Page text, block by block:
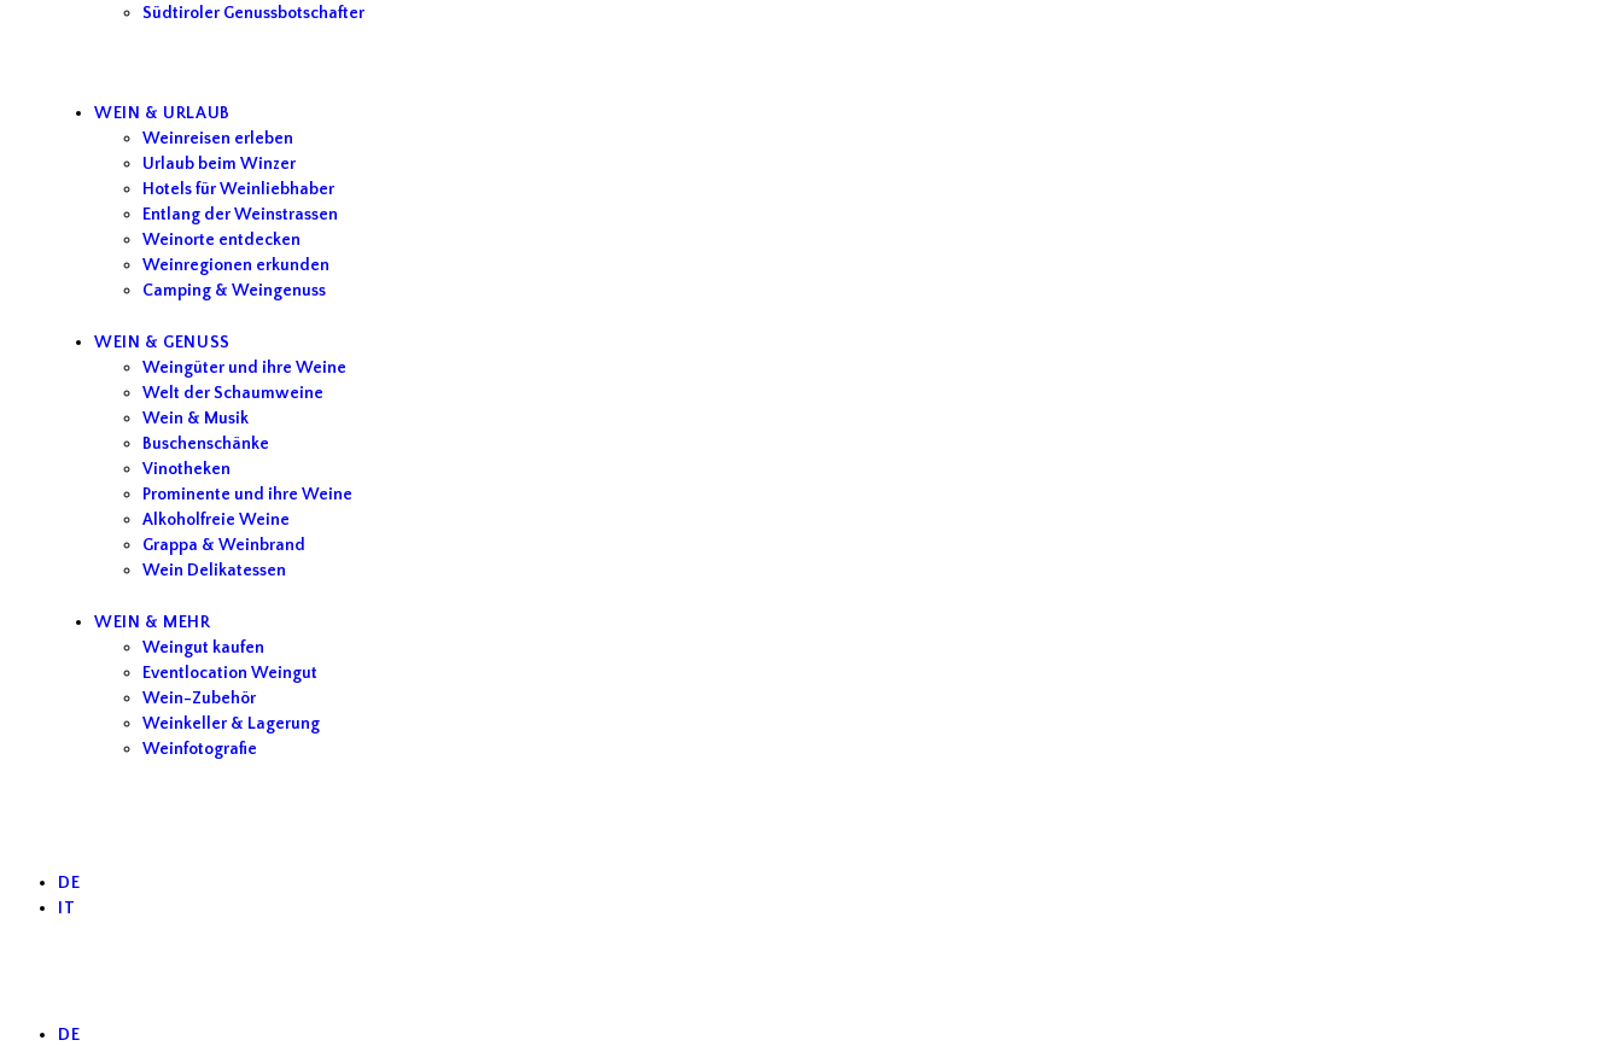
Südtiroler Genussbotschafter
WEIN & URLAUB
Weinreisen erleben
Urlaub beim Winzer
Hotels für Weinliebhaber
Entlang der Weinstrassen
Weinorte entdecken
Weinregionen erkunden
Camping & Weingenuss
WEIN & GENUSS
Weingüter und ihre Weine
Welt der Schaumweine
Wein & Musik
Buschenschänke
Vinotheken
Prominente und ihre Weine
Alkoholfreie Weine
Grappa & Weinbrand
Wein Delikatessen
WEIN & MEHR
Weingut kaufen
Eventlocation Weingut
Wein-Zubehör
Weinkeller & Lagerung
Weinfotografie
DE
IT
DE